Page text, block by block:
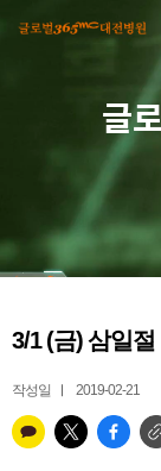
글
3/1 (금) 삼일절
작성일 2019-02-21